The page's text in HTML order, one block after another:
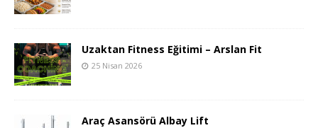
Uzaktan Fitness Eğitimi – Arslan Fit
25 Nisan 2026
Araç Asansörü Albay Lift